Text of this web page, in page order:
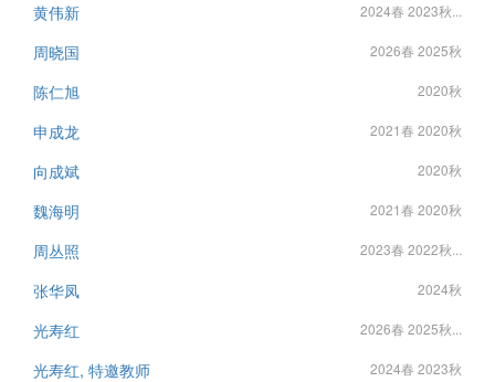
黄伟新 2024春 2023秋...
周晓国 2026春 2025秋
陈仁旭 2020秋
申成龙 2021春 2020秋
向成斌 2020秋
魏海明 2021春 2020秋
周丛照 2023春 2022秋...
张华凤 2024秋
光寿红 2026春 2025秋...
光寿红, 特邀教师 2024春 2023秋